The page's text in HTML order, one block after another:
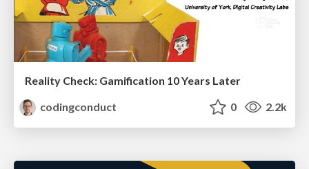
Reality Check: Gamification 10 Years Later
codingconduct
0 2.2k